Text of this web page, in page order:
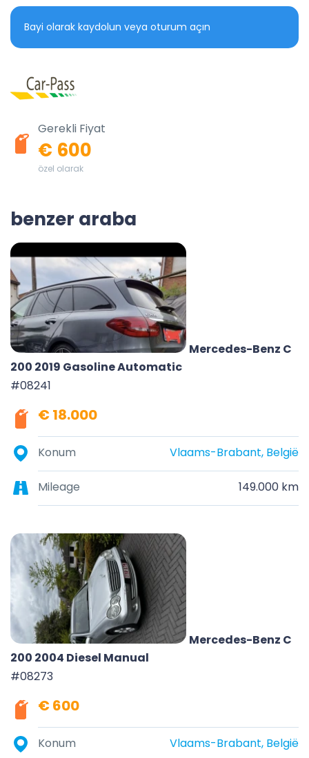
Bayi olarak kaydolun veya oturum açın
Gerekli Fiyat
€ 600
özel olarak
benzer araba
Mercedes-Benz C
200 2019 Gasoline Automatic
#08241
€ 18.000
Konum Vlaams-Brabant, België
Mileage 149.000 km
Mercedes-Benz C
200 2004 Diesel Manual
#08273
€ 600
Konum Vlaams-Brabant, België